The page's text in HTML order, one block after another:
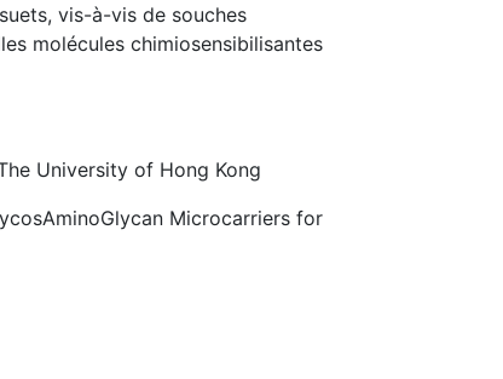
vis-à-vis de souches
molécules chimiosensibilisantes
University of Hong Kong
Microcarriers for